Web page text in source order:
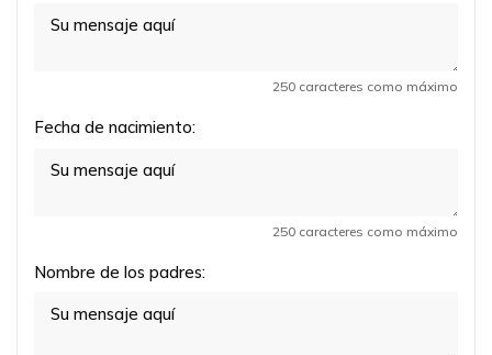
250 caracteres como máximo
Fecha de nacimiento:
250 caracteres como máximo
Nombre de los padres: